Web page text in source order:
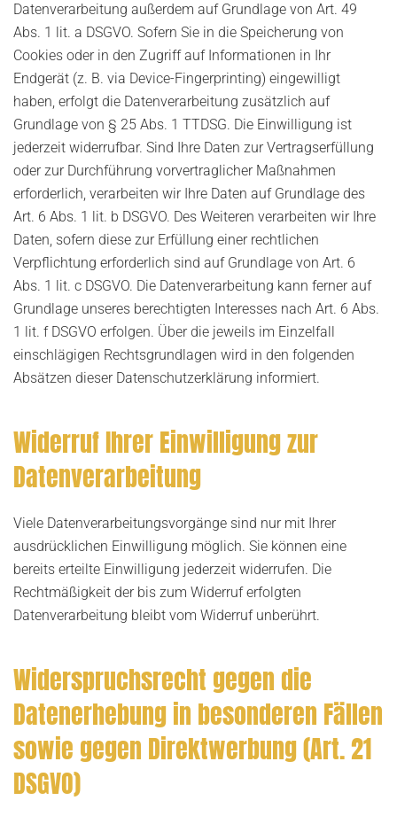
Datenverarbeitung außerdem auf Grundlage von Art. 49
Abs. 1 lit. a DSGVO. Sofern Sie in die Speicherung von
Cookies oder in den Zugriff auf Informationen in Ihr
Endgerät (z. B. via Device-Fingerprinting) eingewilligt
haben, erfolgt die Datenverarbeitung zusätzlich auf
Grundlage von § 25 Abs. 1 TTDSG. Die Einwilligung ist
jederzeit widerrufbar. Sind Ihre Daten zur Vertragserfüllung
oder zur Durchführung vorvertraglicher Maßnahmen
erforderlich, verarbeiten wir Ihre Daten auf Grundlage des
Art. 6 Abs. 1 lit. b DSGVO. Des Weiteren verarbeiten wir Ihre
Daten, sofern diese zur Erfüllung einer rechtlichen
Verpflichtung erforderlich sind auf Grundlage von Art. 6
Abs. 1 lit. c DSGVO. Die Datenverarbeitung kann ferner auf
Grundlage unseres berechtigten Interesses nach Art. 6 Abs.
1 lit. f DSGVO erfolgen. Über die jeweils im Einzelfall
einschlägigen Rechtsgrundlagen wird in den folgenden
Absätzen dieser Datenschutzerklärung informiert.
Widerruf Ihrer Einwilligung zur
Datenverarbeitung
Viele Datenverarbeitungsvorgänge sind nur mit Ihrer
ausdrücklichen Einwilligung möglich. Sie können eine
bereits erteilte Einwilligung jederzeit widerrufen. Die
Rechtmäßigkeit der bis zum Widerruf erfolgten
Datenverarbeitung bleibt vom Widerruf unberührt.
Widerspruchsrecht gegen die
Datenerhebung in besonderen Fällen
sowie gegen Direktwerbung (Art. 21
DSGVO)